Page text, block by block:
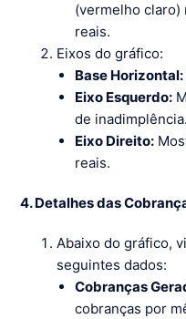
(vermelho claro)
reais.
Eixos do gráfico:
Base Horizontal:
Eixo Esquerdo:
de inadimplência.
Eixo Direito:
reais.
4. Detalhes das
Abaixo do gráfico,
seguintes dados:
Cobranças
cobranças por